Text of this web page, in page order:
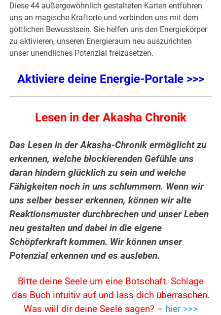
Diese 44 außergewöhnlich gestalteten Karten entführen
uns an magische Kraftorte und verbinden uns mit dem
göttlichen Bewusstsein. Sie helfen uns den Energiekörper
zu aktivieren, unseren Energieraum neu auszurichten
unser unendliches Potenzial freizusetzen.
Aktiviere deine Energie-Portale >>>
Lesen in der Akasha Chronik
Das Lesen in der Akasha-Chronik ermöglicht zu
erkennen, welche blockierenden Gefühle uns
daran hindern glücklich zu sein und welche
Fähigkeiten noch in uns schlummern. Wenn wir
uns selber besser erkennen, können wir alte
Reaktionsmuster durchbrechen und unser Leben
neu gestalten und dabei in die eigene
Schöpferkraft kommen. Wir können unser
Potenzial erkennen und es ausleben.
Bitte deine Seele um eine Botschaft. Schlage
das Buch intuitiv auf und lass dich überraschen.
Was will dir deine Seele sagen? – hier >>>